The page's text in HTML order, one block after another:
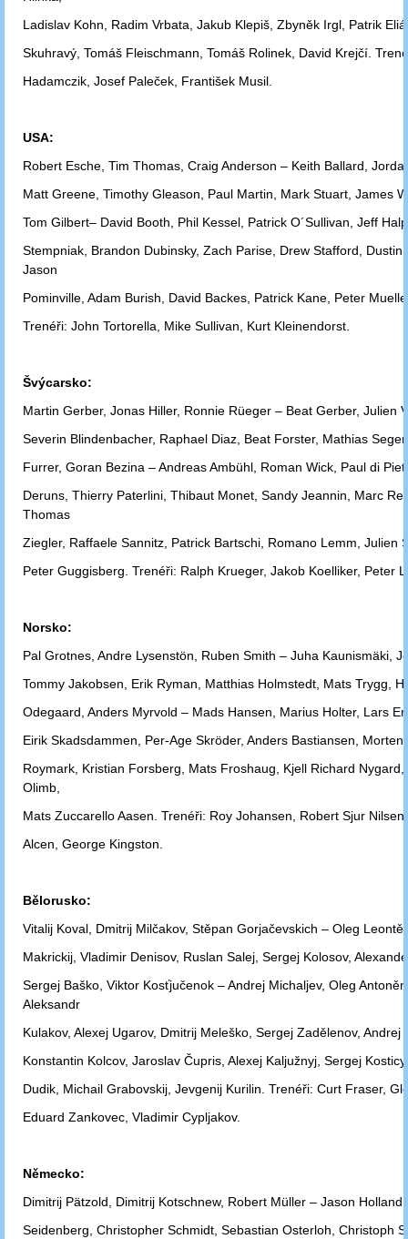
Ladislav Kohn, Radim Vrbata, Jakub Klepiš, Zbyněk Irgl, Patrik
Skuhravý, Tomáš Fleischmann, Tomáš Rolinek, David Krejčí.
Hadamczik, Josef Paleček, František Musil.
USA:
Robert Esche, Tim Thomas, Craig Anderson – Keith Ballard,
Matt Greene, Timothy Gleason, Paul Martin, Mark Stuart, James
Tom Gilbert– David Booth, Phil Kessel, Patrick O´Sullivan, Jeff
Stempniak, Brandon Dubinsky, Zach Parise, Drew Stafford, Dustin
Jason
Pominville, Adam Burish, David Backes, Patrick Kane, Peter
Trenéři: John Tortorella, Mike Sullivan, Kurt Kleinendorst.
Švýcarsko:
Martin Gerber, Jonas Hiller, Ronnie Rüeger – Beat Gerber, Julien
Severin Blindenbacher, Raphael Diaz, Beat Forster, Mathias
Furrer, Goran Bezina – Andreas Ambühl, Roman Wick, Paul di
Deruns, Thierry Paterlini, Thibaut Monet, Sandy Jeannin, Marc
Thomas
Ziegler, Raffaele Sannitz, Patrick Bartschi, Romano Lemm, Julien
Peter Guggisberg. Trenéři: Ralph Krueger, Jakob Koelliker, Peter
Norsko:
Pal Grotnes, Andre Lysenstön, Ruben Smith – Juha Kaunismäki,
Tommy Jakobsen, Erik Ryman, Matthias Holmstedt, Mats Trygg,
Odegaard, Anders Myrvold – Mads Hansen, Marius Holter, Lars
Eirik Skadsdammen, Per-Age Skröder, Anders Bastiansen, Morten
Roymark, Kristian Forsberg, Mats Froshaug, Kjell Richard Nygard,
Olimb,
Mats ZuccarelloAasen. Trenéři: Roy Johansen, Robert Sjur
Alcen, George Kingston.
Bělorusko:
Vitalij Koval, Dmitrij Milčakov, Stěpan Gorjačevskich – Oleg
Makrickij, Vladimir Denisov, Ruslan Salej, Sergej Kolosov,
Sergej Baško, Viktor Kosťjučenok – Andrej Michaljev, Oleg
Aleksandr
Kulakov, Alexej Ugarov, Dmitrij Meleško, Sergej Zadělenov, Andrej
Konstantin Kolcov, Jaroslav Čupris, Alexej Kaljužnyj, Sergej
Dudik, Michail Grabovskij, Jevgenij Kurilin. Trenéři: Curt Fraser,
Eduard Zankovec, Vladimir Cypljakov.
Německo:
Dimitrij Pätzold, Dimitrij Kotschnew, Robert Müller – Jason
Seidenberg, Christopher Schmidt, Sebastian Osterloh, Christoph